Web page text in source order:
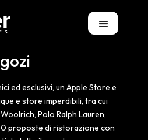
ed esclusivi, un Apple Store e
e store imperdibili, tra cui
Polo Ralph Lauren,
proposte di ristorazione con